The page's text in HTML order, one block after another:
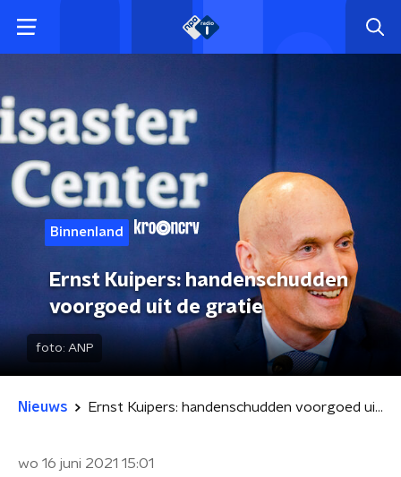
Binnenland
Ernst Kuipers: handenschudden
voorgoed uit de gratie
foto: ANP
Nieuws Ernst Kuipers: handenschudden voorgoed uit de gratie
wo 16 juni 2021 15:01